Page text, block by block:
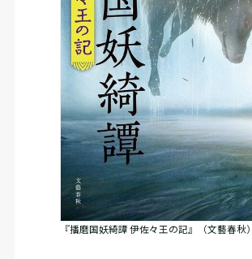
『播磨国妖綺譚 伊佐々王の記』（文藝春秋）